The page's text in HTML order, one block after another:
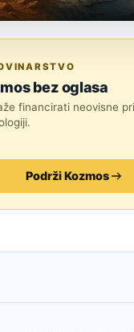
bez oglasa
financirati neovisne
Podrži Kozmos